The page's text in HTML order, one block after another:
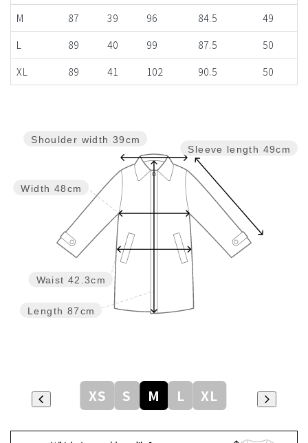
M
87 39 96 84.5
49
L
89 40 99 87.5
50
XL
89 41 102 90.5 50
Sleeve length 49cm
Length 87cm
Waist 42.3cm
Width 48cm
Shoulder width 39cm
XS S M L XL